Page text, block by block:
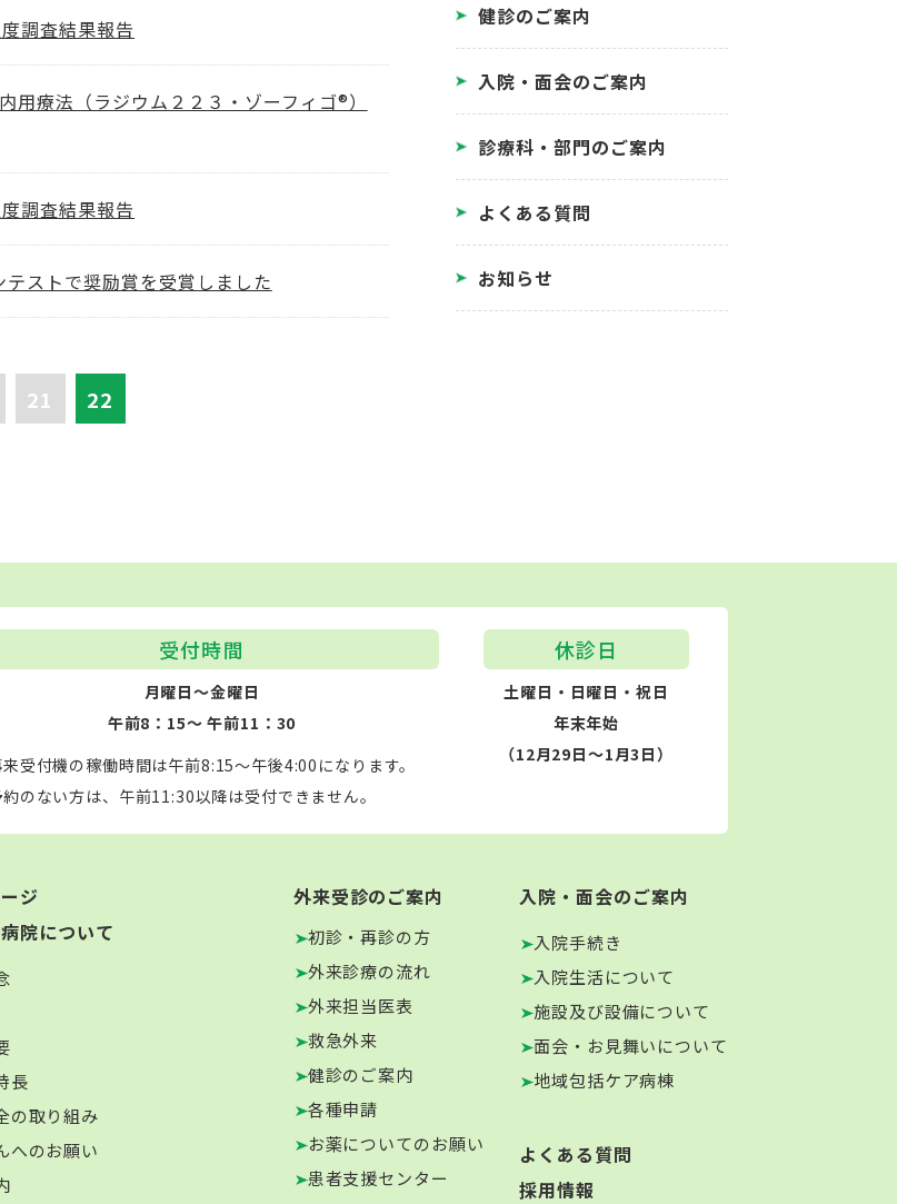
調査結果報告
用療法（ラジウム２２３・ゾーフィゴ®）
調査結果報告
ストで奨励賞を受賞しました
21 22
健診のご案内
入院・面会のご案内
診療科・部門のご案内
よくある質問
お知らせ
受付時間
月曜日～金曜日
午前8：15～ 午前11：30
受付機の稼働時間は午前8:15～午後4:00になります。
約のない方は、午前11:30以降は受付できません。
休診日
土曜日・日曜日・祝日
年末年始
（12月29日～1月3日）
ジ
院について
長
の取り組み
へのお願い
外来受診のご案内
初診・再診の方
外来診療の流れ
外来担当医表
救急外来
健診のご案内
各種申請
お薬についてのお願い
患者支援センター
入院・面会のご案内
入院手続き
入院生活について
施設及び設備について
面会・お見舞いについて
地域包括ケア病棟
よくある質問
採用情報